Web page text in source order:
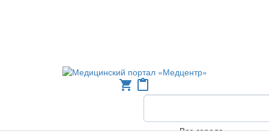
shopping_cart content_paste
Все города